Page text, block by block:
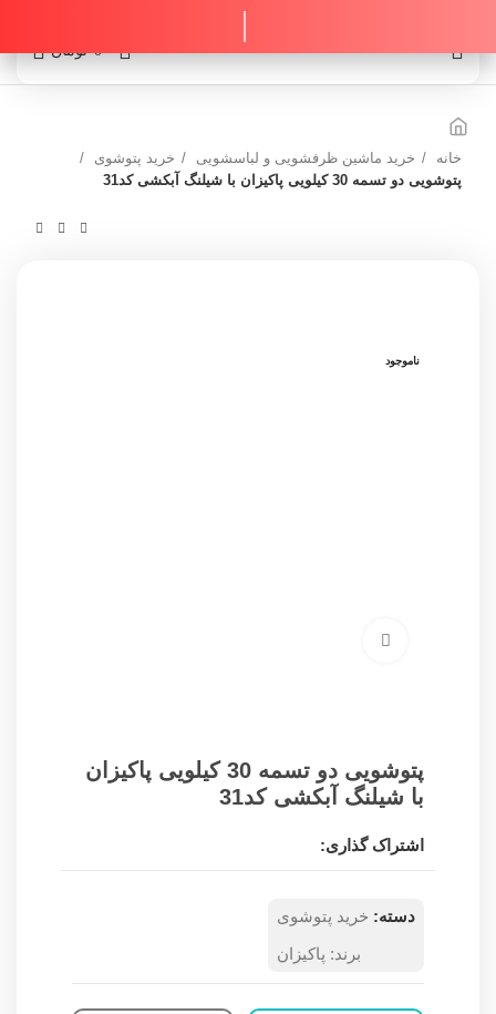
تومان 0
خانه خرید ماشین ظرفشویی و لباسشویی
خرید پتوشوی
پتوشویی دو تسمه 30 کیلویی پاکیزان با شیلنگ آبکشی کد31
ناموجود
پتوشویی دو تسمه 30 کیلویی پاکیزان
با شیلنگ آبکشی کد31
اشتراک گذاری:
دسته: خرید پتوشوی
برند: پاکیزان